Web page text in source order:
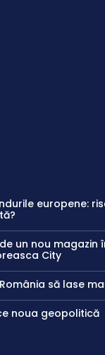
europene:
un nou magazin
City
să lase
noua geopolitică